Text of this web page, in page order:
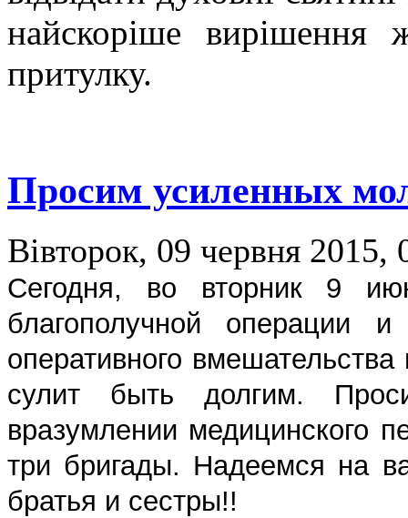
найскоріше вирішення
притулку.
Просим усиленных
Вівторок, 09 червня 2015,
Сегодня, во вторник 9
благополучной операции
оперативного
сулит быть долгим.
вразумлении медицинского
три бригады. Надеемся на
братья и сестры!!